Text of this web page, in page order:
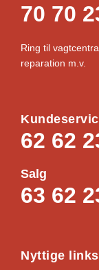
70 70
Ring til
reparation m.v.
62 62
Salg
63 62
Nyttige links